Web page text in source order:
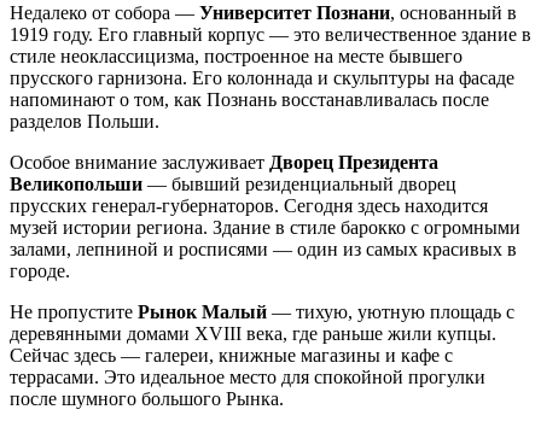
Недалеко от собора — Университет Познани, основанный в
1919 году. Его главный корпус — это величественное здание в
стиле неоклассицизма, построенное на месте бывшего
прусского гарнизона. Его колоннада и скульптуры на фасаде
напоминают о том, как Познань восстанавливалась после
разделов Польши.
Особое внимание заслуживает Дворец Президента
Великопольши — бывший резиденциальный дворец
прусских генерал-губернаторов. Сегодня здесь находится
музей истории региона. Здание в стиле барокко с огромными
залами, лепниной и росписями — один из самых красивых в
городе.
Не пропустите Рынок Малый — тихую, уютную площадь с
деревянными домами XVIII века, где раньше жили купцы.
Сейчас здесь — галереи, книжные магазины и кафе с
террасами. Это идеальное место для спокойной прогулки
после шумного большого Рынка.